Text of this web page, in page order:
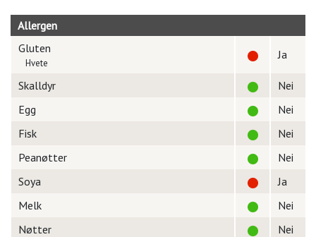
Allergen
Gluten
Hvete
Ja
Skalldyr
Nei
Egg
Nei
Fisk
Nei
Peanøtter
Nei
Soya
Ja
Melk
Nei
Nøtter
Nei